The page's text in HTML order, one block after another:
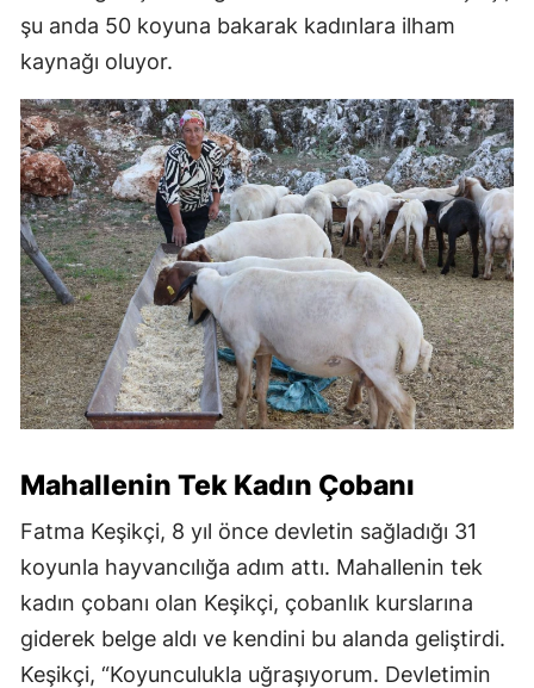
şu anda 50 koyuna bakarak kadınlara ilham
kaynağı oluyor.
Mahallenin Tek Kadın Çobanı
Fatma Keşikçi, 8 yıl önce devletin sağladığı 31
koyunla hayvancılığa adım attı. Mahallenin tek
kadın çobanı olan Keşikçi, çobanlık kurslarına
giderek belge aldı ve kendini bu alanda geliştirdi.
Keşikçi, “Koyunculukla uğraşıyorum. Devletimin